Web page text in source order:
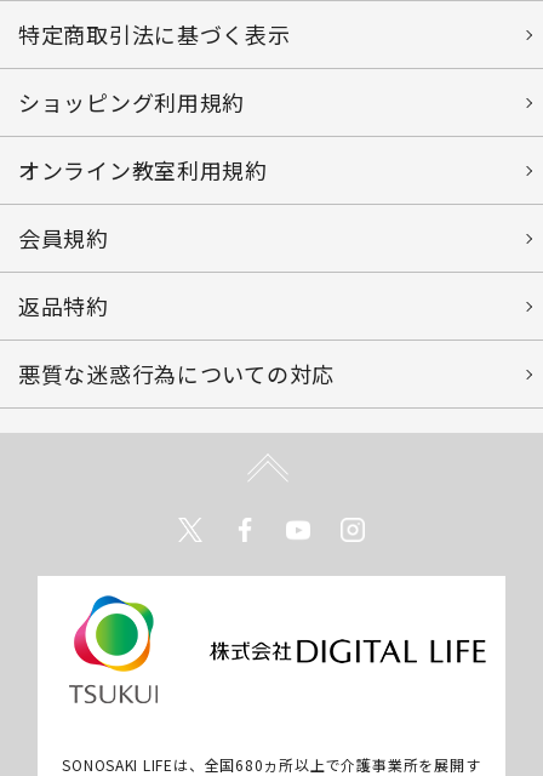
特定商取引法に基づく表示
ショッピング利用規約
オンライン教室利用規約
会員規約
返品特約
悪質な迷惑行為についての対応
TwitterFacebookYoutube
SONOSAKI LIFEは、全国680ヵ所以上で介護事業所を展開す